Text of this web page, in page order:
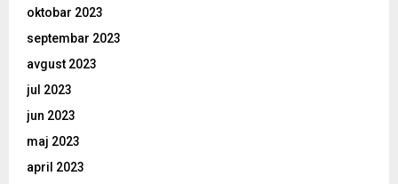
oktobar 2023
septembar 2023
avgust 2023
jul 2023
jun 2023
maj 2023
april 2023